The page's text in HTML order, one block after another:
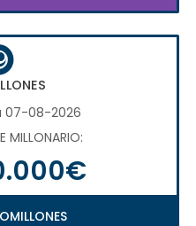
07-08-2026
MILLONARIO: